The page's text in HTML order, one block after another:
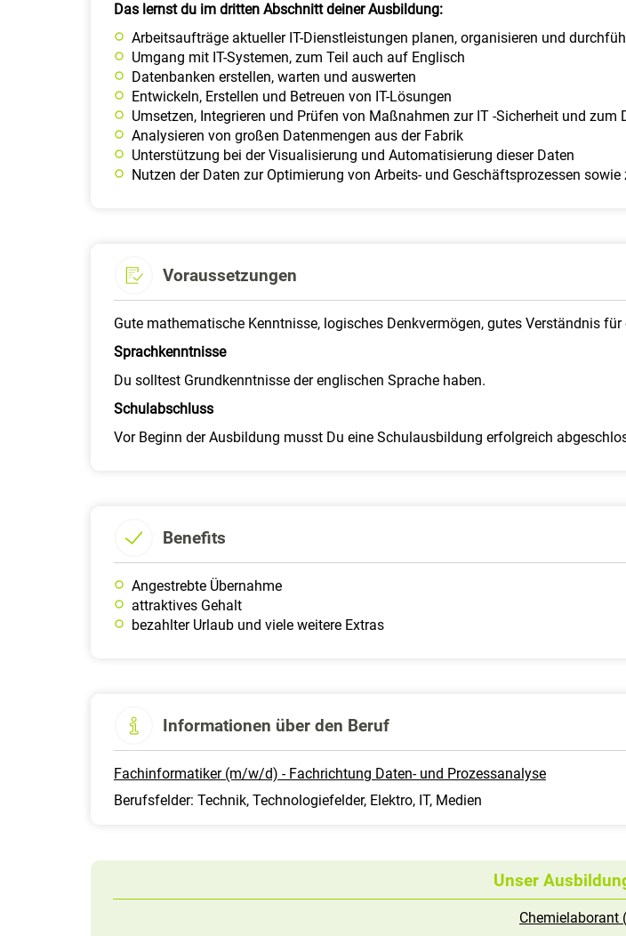
Das lernst du im dritten Abschnitt deiner Ausbildung:
Arbeitsaufträge aktueller IT-Dienstleistungen planen, organisieren und
Umgang mit IT-Systemen, zum Teil auch auf Englisch
Datenbanken erstellen, warten und auswerten
Entwickeln, Erstellen und Betreuen von IT-Lösungen
Umsetzen, Integrieren und Prüfen von Maßnahmen zur IT -Sicherheit und zum
Analysieren von großen Datenmengen aus der Fabrik
Unterstützung bei der Visualisierung und Automatisierung dieser Daten
Nutzen der Daten zur Optimierung von Arbeits- und Geschäftsprozessen
Voraussetzungen
Gute mathematische Kenntnisse, logisches Denkvermögen, gutes Verständnis
Sprachkenntnisse
Du solltest Grundkenntnisse der englischen Sprache haben.
Schulabschluss
Vor Beginn der Ausbildung musst Du eine Schulausbildung erfolgreich
Benefits
Angestrebte Übernahme
attraktives Gehalt
bezahlter Urlaub und viele weitere Extras
Informationen über den Beruf
Fachinformatiker (m/w/d) - Fachrichtung Daten- und Prozessanalyse
Berufsfelder: Technik, Technologiefelder, Elektro, IT, Medien
Unser